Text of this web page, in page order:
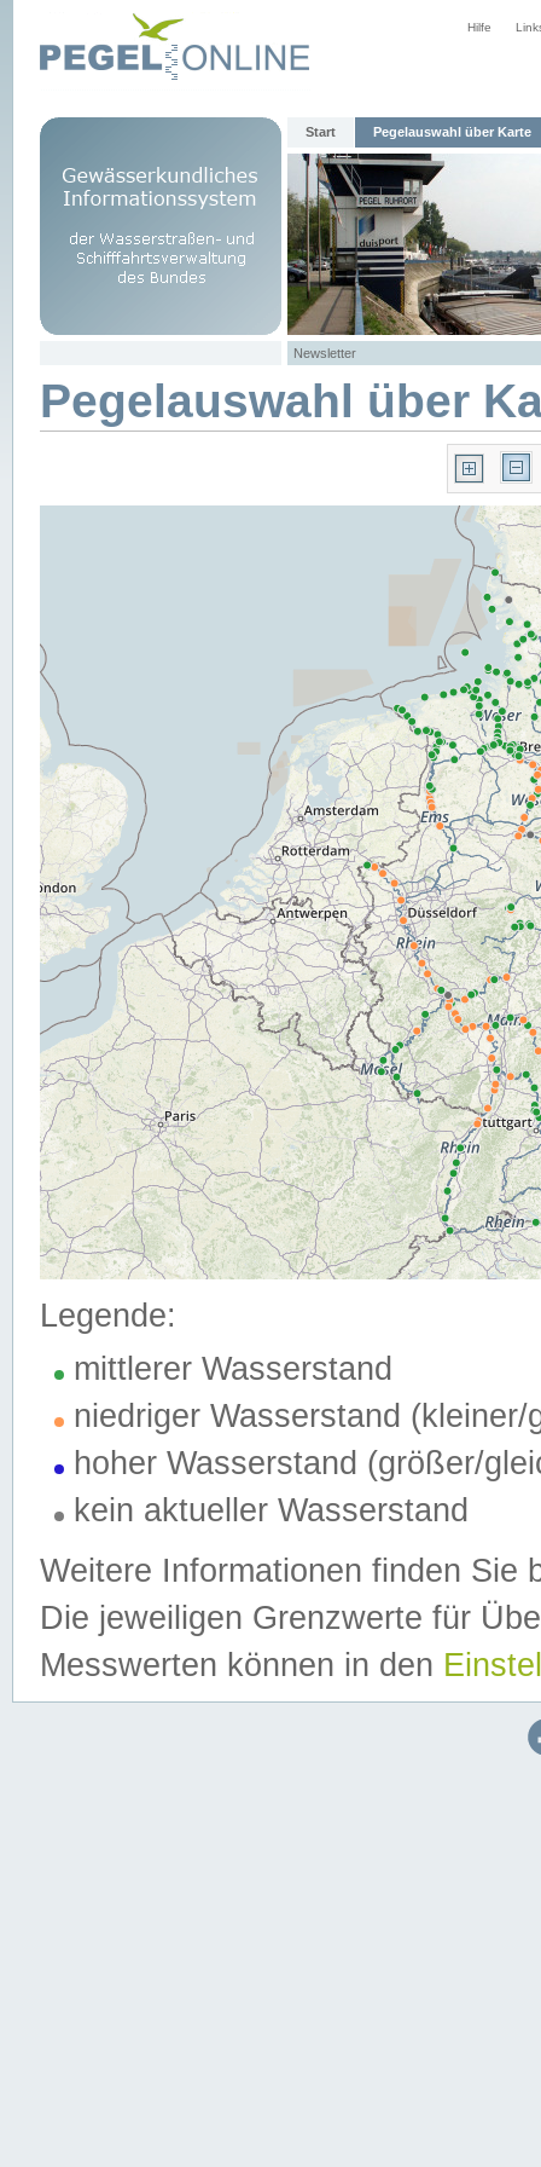
Hilfe
Start Pegelauswahl über Karte
Newsletter
Pegelauswahl über
Legende:
mittlerer Wasserstand
niedriger Wasserstand (kleiner/
hoher Wasserstand (größer/
kein aktueller Wasserstand
Weitere Informationen finden Sie
Die jeweiligen Grenzwerte für
Messwerten können in den